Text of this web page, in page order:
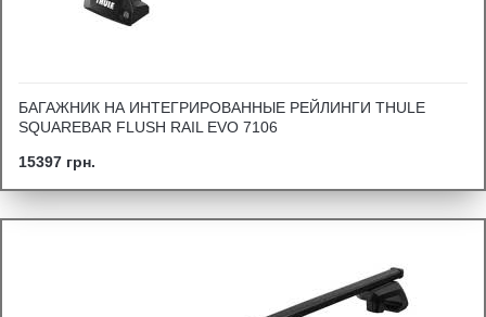
БАГАЖНИК НА ИНТЕГРИРОВАННЫЕ РЕЙЛИНГИ THULE
SQUAREBAR FLUSH RAIL EVO 7106
15397 грн.